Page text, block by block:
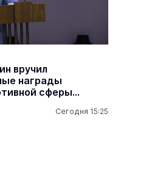
вручил
награды
сферы
Сегодня 15:25